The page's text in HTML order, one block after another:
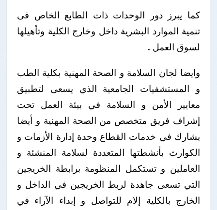
كما يبرز دور الوحدات ذات الطابع الخاص فى
تنمية الموارد البشرية داخل وخارج الكلية وتأهيلها
لسوق العمل .
وايضا لجان السلامة و الصحة المهنية بكلية الطب
و المستشفيات الجامعية الذي يسعى لتطبيق
معايير الأمن و السلامة في بيئة العمل تحت
إشراف فريق متخصص من الصحة المهنية و أيضا
يشارك في خدمات القطاع وحدة إدارة الأزمات و
الكوارث بأنشطتها المتعددة لسلامة المنشئة و
العاملين و تستكمل المنظومة برابطة الخريجين
التي تسعى جاهدة لربط الخريجين في الداخل و
الخارج بالكلية إلام للتواصل و إبداء الآراء في